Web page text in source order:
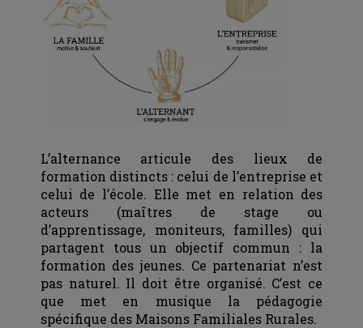
L’alternance articule des lieux de
formation distincts : celui de l’entreprise et
celui de l’école. Elle met en relation des
acteurs (maîtres de stage ou
d’apprentissage, moniteurs, familles) qui
partagent tous un objectif commun : la
formation des jeunes. Ce partenariat n’est
pas naturel. Il doit être organisé. C’est ce
que met en musique la pédagogie
spécifique des Maisons Familiales Rurales.